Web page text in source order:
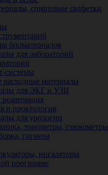
спиртовые салфетки
биоматериалов
для лабораторий
системы
расходные материалы
для ЭКГ и УЗИ
реанимация
и проктология
для урологии
тонометры, глюкометры
гигиена
ингаляторы
программе